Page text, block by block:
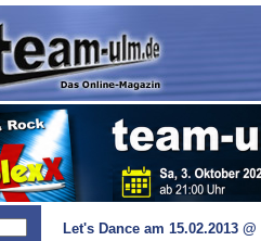
Let's Dance am 15.02.2013